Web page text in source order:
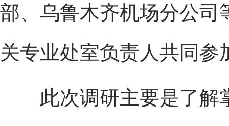
部、乌鲁木齐机场分公司
关专业处室负责人共同参
此次调研主要是了解